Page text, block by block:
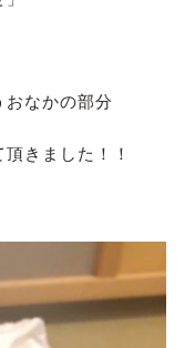
おなかの部分
きました！！